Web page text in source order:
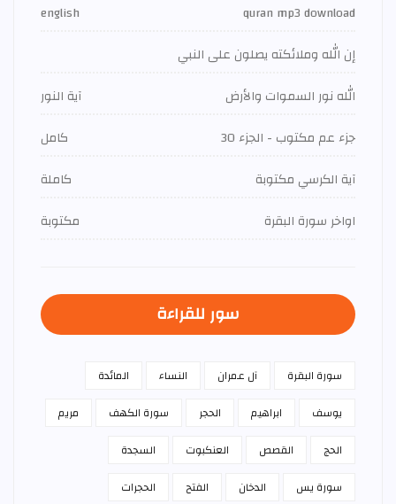
quran mp3 download
english
إن الله وملائكته يصلون على النبي
الله نور السموات والأرض
آية النور
جزء عم مكتوب - الجزء 30
كامل
آية الكرسي مكتوبة
كاملة
اواخر سورة البقرة
مكتوبة
سور للقراءة
سورة البقرة آل عمران النساء
المائدة
يوسف
ابراهيم الحجر سورة الكهف
مريم
الحج
القصص العنكبوت
السجدة
سورة يس
الدخان الفتح
الحجرات